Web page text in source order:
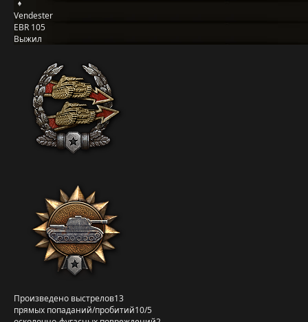
Vendester
EBR 105
Выжил
Произведено выстрелов13
прямых попаданий/пробитий10/5